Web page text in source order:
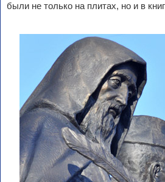
были не только на плитах, но и в